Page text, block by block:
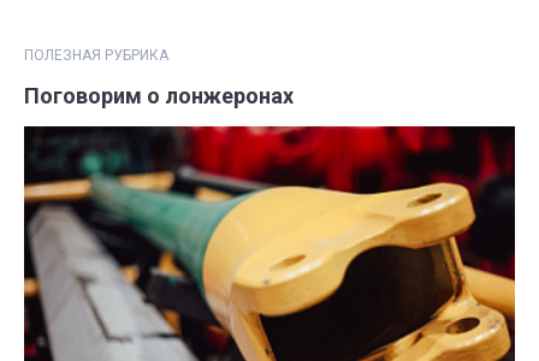
ПОЛЕЗНАЯ РУБРИКА
Поговорим о лонжеронах